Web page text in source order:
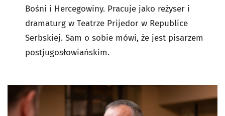
Bośni i Hercegowiny. Pracuje jako reżyser i
dramaturg w Teatrze Prijedor w Republice
Serbskiej. Sam o sobie mówi, że jest pisarzem
postjugosłowiańskim.